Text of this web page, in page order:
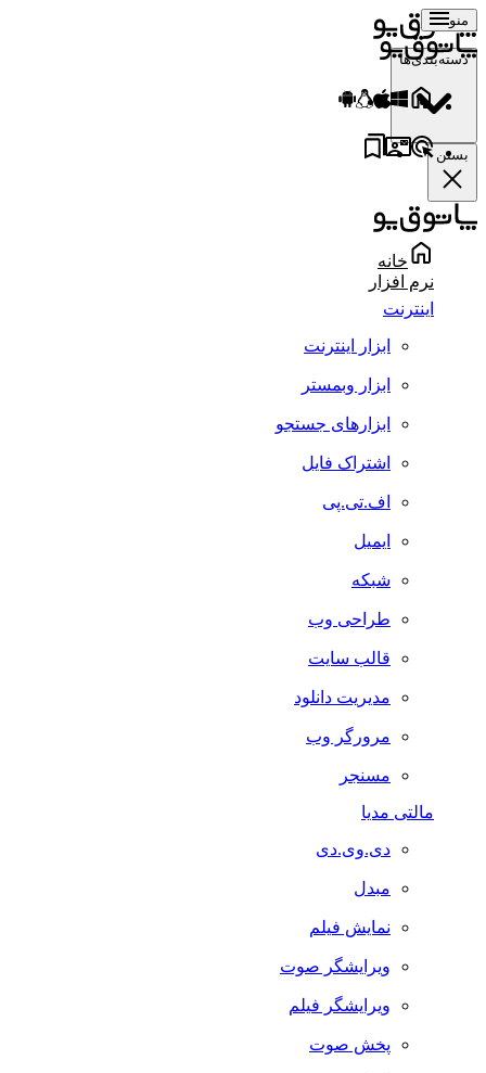
منو
دسته‌بندی‌ها
بستن
خانه
نرم افزار
اینترنت
ابزار اینترنت
ابزار وبمستر
ابزارهای جستجو
اشتراک فایل
اف.تی.پی
ایمیل
شبکه
طراحی وب
قالب سایت
مدیریت دانلود
مرورگر وب
مسنجر
مالتی مدیا
دی.وی.دی
مبدل
نمایش فیلم
ویرایشگر صوت
ویرایشگر فیلم
پخش صوت